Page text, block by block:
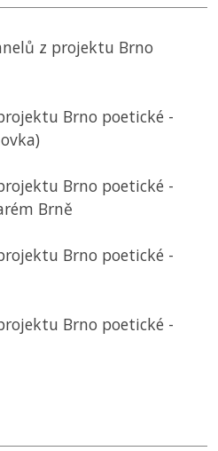
z projektu Brno
Brno poetické -
Brno poetické -
Brně
Brno poetické -
Brno poetické -